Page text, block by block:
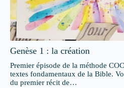
Genèse 1 : la création
Premier épisode de la méthode
textes fondamentaux de la Bible.
du premier récit de…